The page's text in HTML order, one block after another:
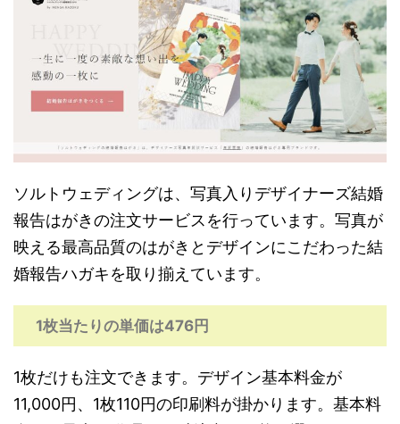
ソルトウェディングは、写真入りデザイナーズ結婚
報告はがきの注文サービスを行っています。写真が
映える最高品質のはがきとデザインにこだわった結
婚報告ハガキを取り揃えています。
1枚当たりの単価は476円
1枚だけも注文できます。デザイン基本料金が
11,000円、1枚110円の印刷料が掛かります。基本料